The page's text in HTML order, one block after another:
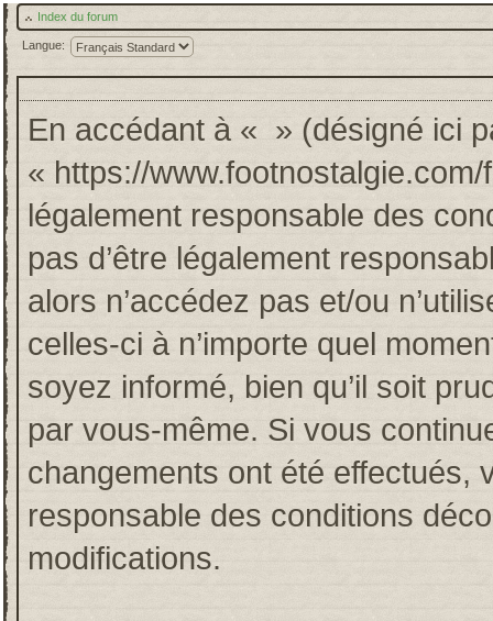
Index du forum
Langue:
En accédant à « » (désigné ici
« https://
légalement responsable des
pas d’être légalement
alors n’accédez pas et/ou
celles-ci à n’importe quel
soyez informé, bien qu’il soit
par vous-même. Si vous
changements ont été effectués,
responsable des conditions
modifications.